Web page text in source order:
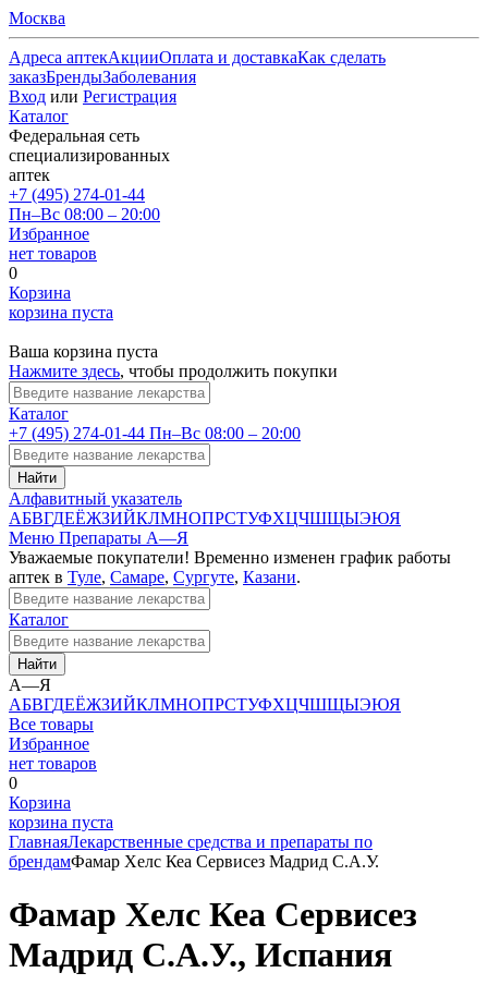
Москва
Адреса аптекАкцииОплата и доставкаКак сделать
заказБрендыЗаболевания
Вход или Регистрация
Каталог
Федеральная сеть
специализированных
аптек
+7 (495) 274-01-44
Пн–Вс 08:00 – 20:00
Избранное
нет товаров
0
Корзина
корзина пуста
Ваша корзина пуста
Нажмите здесь, чтобы продолжить покупки
Каталог
+7 (495) 274-01-44 Пн–Вс 08:00 – 20:00
Найти
Алфавитный указатель
АБВГДЕЁЖЗИЙКЛМНОПРСТУФХЦЧШЩЫЭЮЯ
Меню Препараты А—Я
Уважаемые покупатели! Временно изменен график работы
аптек в Туле, Самаре, Сургуте, Казани.
Каталог
Найти
А—Я
АБВГДЕЁЖЗИЙКЛМНОПРСТУФХЦЧШЩЫЭЮЯ
Все товары
Избранное
нет товаров
0
Корзина
корзина пуста
ГлавнаяЛекарственные средства и препараты по
брендамФамар Хелс Кеа Сервисез Мадрид С.А.У.
Фамар Хелс Кеа Сервисез
Мадрид С.А.У., Испания